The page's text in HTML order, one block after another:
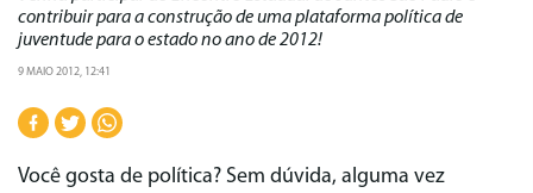
contribuir para a construção de uma plataforma política de
juventude para o estado no ano de 2012!
9 MAIO 2012, 12:41
Você gosta de política? Sem dúvida, alguma vez